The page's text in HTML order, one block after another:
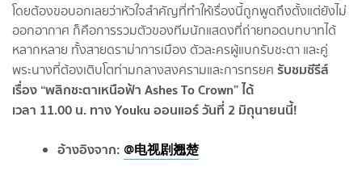
โดยต้องขอบอกเลยว่าหัวใจสำคัญที่ทำให้เรื่องนี้ถูกพูดถึงตั้งแต่ยังไม่
ออกอากาศ ก็คือการรวมตัวของทีมนักแสดงที่ถ่ายทอดบทบาทได้
หลากหลาย ทั้งสายดราม่าการเมือง ตัวละครผู้แบกรับชะตา และคู่
พระนางที่ต้องเติบโตท่ามกลางสงครามและการทรยศ รับชมซีรีส์
เรื่อง “พลิกชะตาเหนือฟ้า Ashes To Crown” ได้
เวลา 11.00 น. ทาง Youku ออนแอร์ วันที่ 2 มิถุนายนนี้!
อ้างอิงจาก: @电视剧翘楚